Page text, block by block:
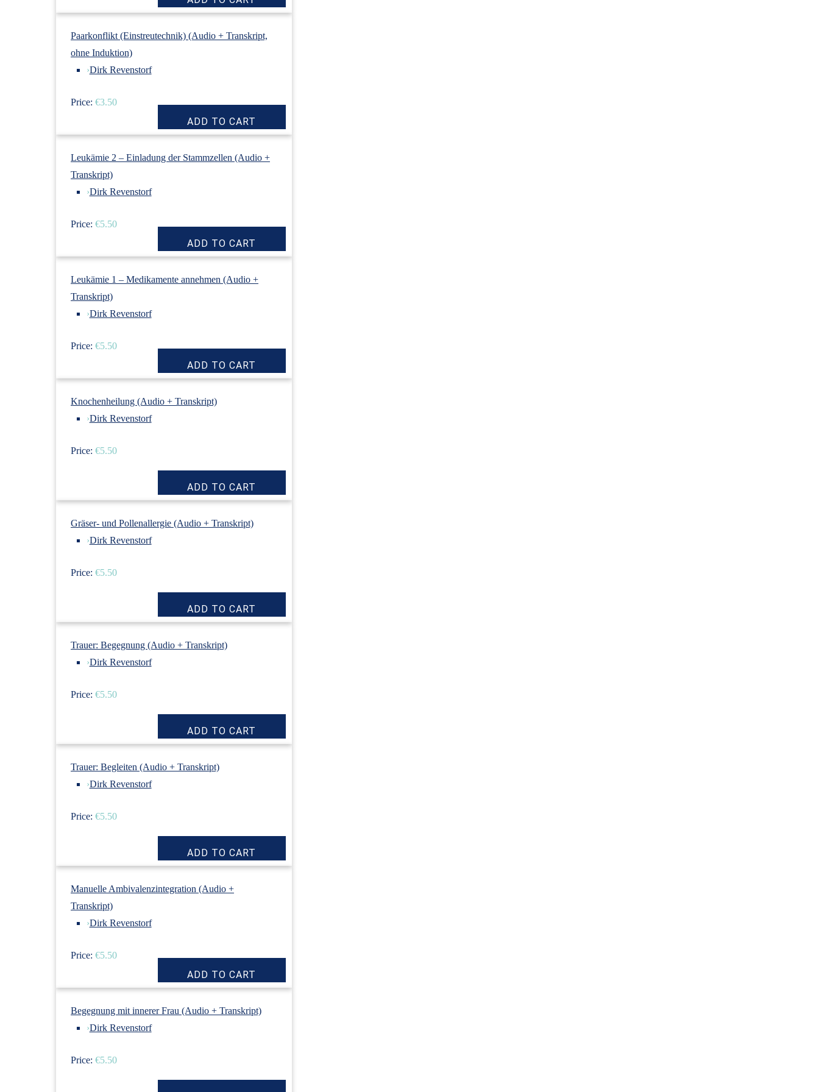
Paarkonflikt (Einstreutechnik) (Audio + Transkript,
ohne Induktion)
›Dirk Revenstorf
Price: €3.50
Leukämie 2 – Einladung der Stammzellen (Audio +
Transkript)
›Dirk Revenstorf
Price: €5.50
Leukämie 1 – Medikamente annehmen (Audio +
Transkript)
›Dirk Revenstorf
Price: €5.50
Knochenheilung (Audio + Transkript)
›Dirk Revenstorf
Price: €5.50
Gräser- und Pollenallergie (Audio + Transkript)
›Dirk Revenstorf
Price: €5.50
Trauer: Begegnung (Audio + Transkript)
›Dirk Revenstorf
Price: €5.50
Trauer: Begleiten (Audio + Transkript)
›Dirk Revenstorf
Price: €5.50
Manuelle Ambivalenzintegration (Audio +
Transkript)
›Dirk Revenstorf
Price: €5.50
Begegnung mit innerer Frau (Audio + Transkript)
›Dirk Revenstorf
Price: €5.50